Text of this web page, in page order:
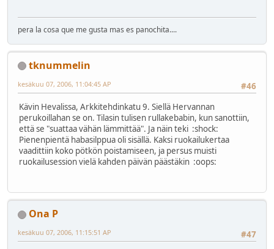
pera la cosa que me gusta mas es panochita....
tknummelin
#46
kesäkuu 07, 2006, 11:04:45 AP
Kävin Hevalissa, Arkkitehdinkatu 9. Siellä Hervannan
perukoillahan se on. Tilasin tulisen rullakebabin, kun sanottiin,
että se "suattaa vähän lämmittää". Ja näin teki :shock:
Pienenpientä habasilppua oli sisällä. Kaksi ruokailukertaa
vaadittiin koko pötkön poistamiseen, ja persus muisti
ruokailusession vielä kahden päivän päästäkin :oops:
Ona P
#47
kesäkuu 07, 2006, 11:15:51 AP